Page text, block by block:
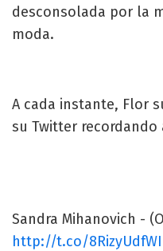
desconsolada por la
moda.
A cada instante, Flor
su Twitter recordando
Sandra Mihanovich -
http://t.co/8RizyUdfWI